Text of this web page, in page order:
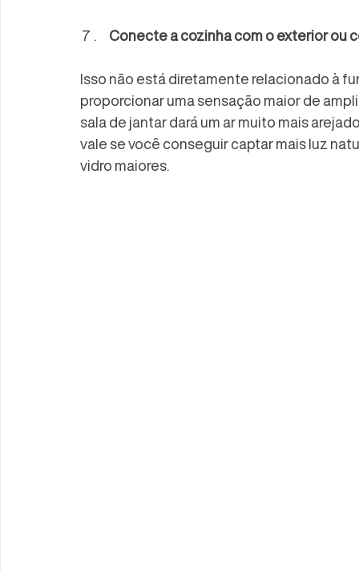
Conecte a cozinha com o exterior ou
Isso não está diretamente relacionado à
proporcionar uma sensação maior de
sala de jantar dará um ar muito mais
vale se você conseguir captar mais luz
vidro maiores.